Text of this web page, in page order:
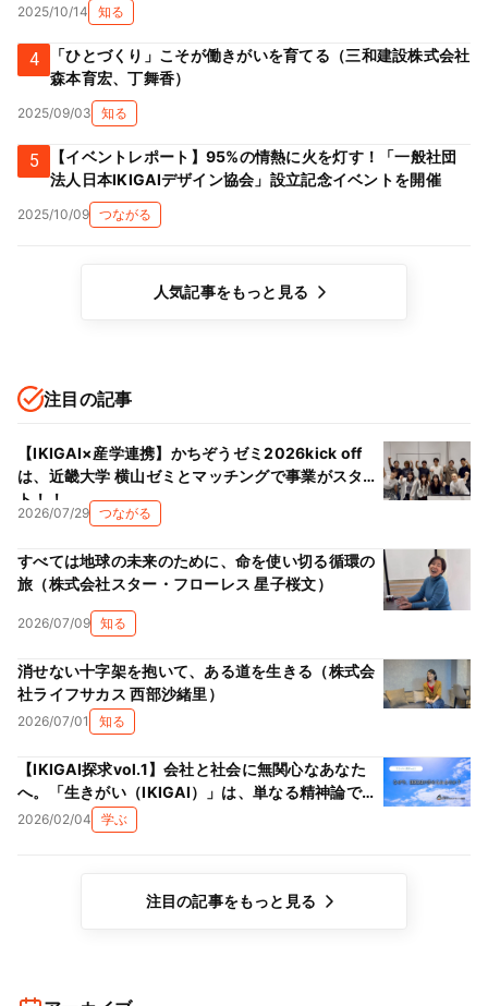
2025/10/14 知る
4
「ひとづくり」こそが働きがいを育てる（三和建設株式会社
森本育宏、丁舞香）
2025/09/03 知る
5
【イベントレポート】95%の情熱に火を灯す！「一般社団
法人日本IKIGAIデザイン協会」設立記念イベントを開催
2025/10/09 つながる
人気記事をもっと見る
注目の記事
【IKIGAI×産学連携】かちぞうゼミ2026kick off
は、近畿大学 横山ゼミとマッチングで事業がスター
ト！！
2026/07/29 つながる
すべては地球の未来のために、命を使い切る循環の
旅（株式会社スター・フローレス 星子桜文）
2026/07/09 知る
消せない十字架を抱いて、ある道を生きる（株式会
社ライフサカス 西部沙緒里）
2026/07/01 知る
【IKIGAI探求vol.1】会社と社会に無関心なあなた
へ。「生きがい（IKIGAI）」は、単なる精神論では
ない理由
2026/02/04 学ぶ
注目の記事をもっと見る